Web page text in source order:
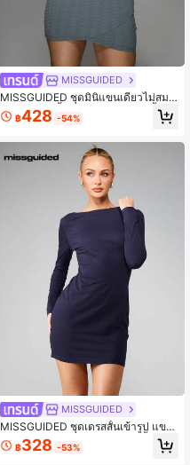
MISSGUIDED
MISSGUIDED ชุดมินิแขนเดียวไม่สมม
าตร คอปิด เนื้อผ้าลวดลาย ชุดบอดี้คอน
ทรอล ชุดออกงานปาร์ตี้ ชุดออกไปเที่ยว
ฤดูหนาว ชุดเรียบหรู
฿428 -54%
MISSGUIDED
MISSGUIDED ชุดเดรสสั้นเข้ารูป แขน
ยาว คอปาด จับจีบ สำหรับงานเลี้ยงสังส
รรค์ ฤดูใบไม้ร่วง/ฤดูหนาว
฿328 -53%